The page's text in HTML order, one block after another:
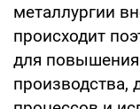
металлургии
происходит
для повышения
производства,